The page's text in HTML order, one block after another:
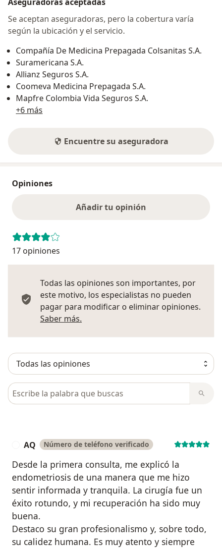
Se aceptan aseguradoras, pero la cobertura varía
según la ubicación y el servicio.
Compañía De Medicina Prepagada Colsanitas S.A.
Suramericana S.A.
Allianz Seguros S.A.
Coomeva Medicina Prepagada S.A.
Mapfre Colombia Vida Seguros S.A.
+6 más
Encuentre su aseguradora
Opiniones
Añadir tu opinión
17 opiniones
Todas las opiniones son importantes, por
este motivo, los especialistas no pueden
pagar para modificar o eliminar opiniones.
Saber más.
Busca en opiniones
AQ Número de teléfono verificado
Desde la primera consulta, me explicó la
endometriosis de una manera que me hizo
sentir informada y tranquila. La cirugía fue un
éxito rotundo, y mi recuperación ha sido muy
buena.
​Destaco su gran profesionalismo y, sobre todo,
su calidez humana. Es muy atento y siempre